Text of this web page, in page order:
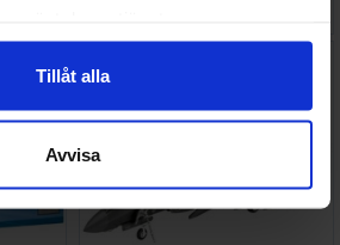
Tillåt alla
Avvisa